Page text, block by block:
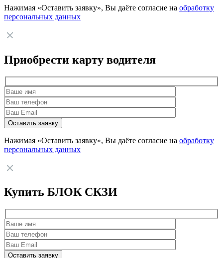
Нажимая «Оставить заявку», Вы даёте согласие на обработку
персональных данных
Приобрести карту водителя
Нажимая «Оставить заявку», Вы даёте согласие на обработку
персональных данных
Купить БЛОК СКЗИ